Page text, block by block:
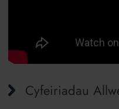
Cyfeiriadau